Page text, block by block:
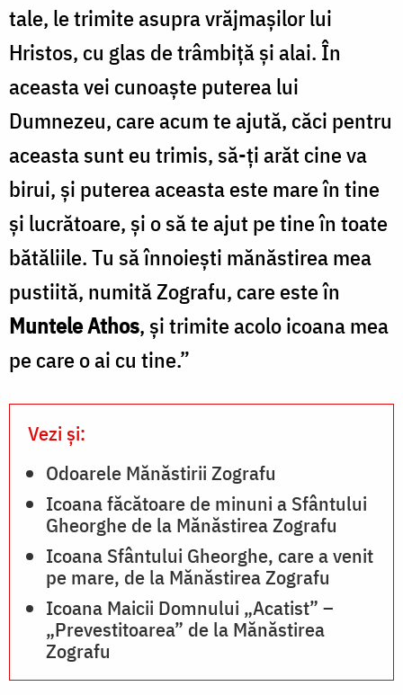
tale, le trimite asupra vrăjmaşilor lui
Hristos, cu glas de trâmbiţă şi alai. În
aceasta vei cunoaşte puterea lui
Dumnezeu, care acum te ajută, căci pentru
aceasta sunt eu trimis, să-ţi arăt cine va
birui, şi puterea aceasta este mare în tine
şi lucrătoare, şi o să te ajut pe tine în toate
bătăliile. Tu să înnoieşti mănăstirea mea
pustiită, numită Zografu, care este în
Muntele Athos, şi trimite acolo icoana mea
pe care o ai cu tine.”
Vezi și:
Odoarele Mănăstirii Zografu
Icoana făcătoare de minuni a Sfântului
Gheorghe de la Mănăstirea Zografu
Icoana Sfântului Gheorghe, care a venit
pe mare, de la Mănăstirea Zografu
Icoana Maicii Domnului „Acatist” –
„Prevestitoarea” de la Mănăstirea
Zografu